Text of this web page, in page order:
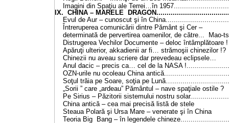
Imagini din Spaţiu ale Terrei…în
IX. CHINA – MARELE
Evul de Aur – cunoscut şi în
Întreruperea comunicării dintre Pământ şi Cer –
determinată de pervertirea oamenilor, de către... Mao-
Distrugerea Vechilor Documente – deloc
Apăruţi ulterior, akkadienii ar fi… strămoşii
Chinezii nu aveau scriere dar prevedeau
Anul dacic – precis ca… cel de la NASA
OZN-urile nu ocoleau China
Soţul trăia pe Soare, soţia pe
„Sorii ” care „ardeau” Pământul – nave
Pe Sirius – Păzitorii sistemului nostru
China antică – cea mai precisă listă
Steaua Polară şi Ursa Mare – venerate şi
Teoria Big Bang – în legendele